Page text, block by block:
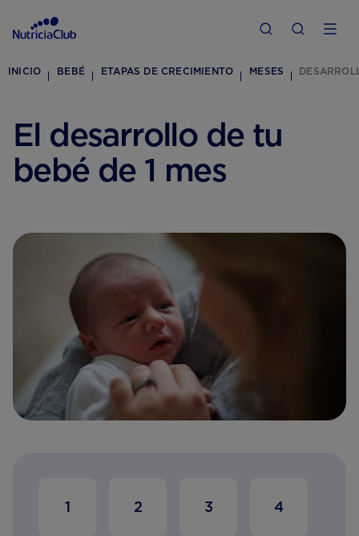
INICIO BEBÉ ETAPAS DE CRECIMIENTO MESES
El desarrollo de tu
bebé de 1 mes
1 2 3 4